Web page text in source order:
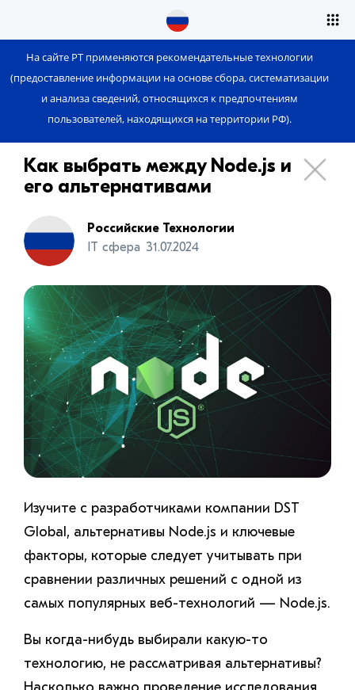
На сайте РТ применяются рекомендательные технологии
(предоставление информации на основе сбора, систематизации
и анализа сведений, относящихся к предпочтениям
пользователей, находящихся на территории РФ).
Как выбрать между Node.js и
его альтернативами
Российские Технологии
IT сфера 31.07.2024
Изучите с разработчиками компании DST
Global, альтернативы Node.js и ключевые
факторы, которые следует учитывать при
сравнении различных решений с одной из
самых популярных веб-технологий — Node.js.
Вы когда-нибудь выбирали какую-то
технологию, не рассматривая альтернативы?